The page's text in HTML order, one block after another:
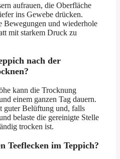
aufrauen, die Oberfläche
ins Gewebe drücken.
Bewegungen und wiederhole
mit starkem Druck zu
nach der
kann die Trocknung
einem ganzen Tag dauern.
guter Belüftung und, falls
belaste die gereinigte Stelle
trocken ist.
Teeflecken im Teppich?